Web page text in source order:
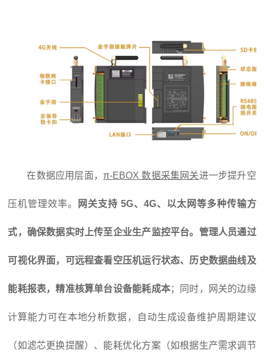
在数据应用层面，π-EBOX 数据采集网关进一步提升空
压机管理效率。 网关支持 5G、4G、以太网等多种传输方
式，确保数据实时上传至企业生产监控平台。管理人员通过
可视化界面，可远程查看空压机运行状态、历史数据曲线及
能耗报表，精准核算单台设备能耗成本；同时，网关的边缘
计算能力可在本地分析数据，自动生成设备维护周期建议
（如滤芯更换提醒）、能耗优化方案（如根据生产需求调节